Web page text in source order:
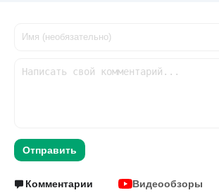
Отправить
Комментарии Видеообзоры